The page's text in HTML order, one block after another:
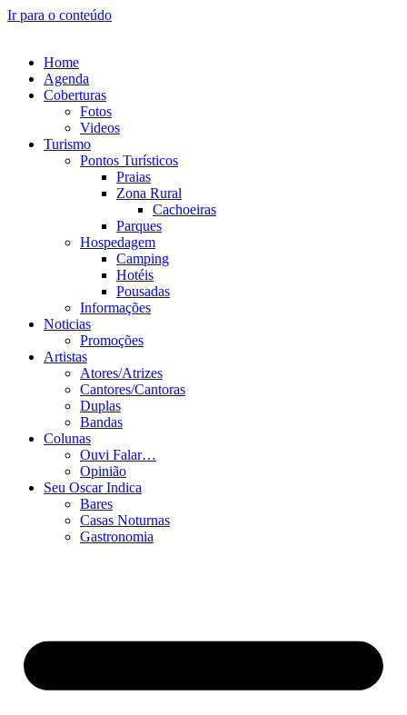
Ir para o conteúdo
Home
Agenda
Coberturas
Fotos
Videos
Turismo
Pontos Turísticos
Praias
Zona Rural
Cachoeiras
Parques
Hospedagem
Camping
Hotéis
Pousadas
Informações
Noticias
Promoções
Artistas
Atores/Atrizes
Cantores/Cantoras
Duplas
Bandas
Colunas
Ouvi Falar…
Opinião
Seu Oscar Indica
Bares
Casas Noturnas
Gastronomia